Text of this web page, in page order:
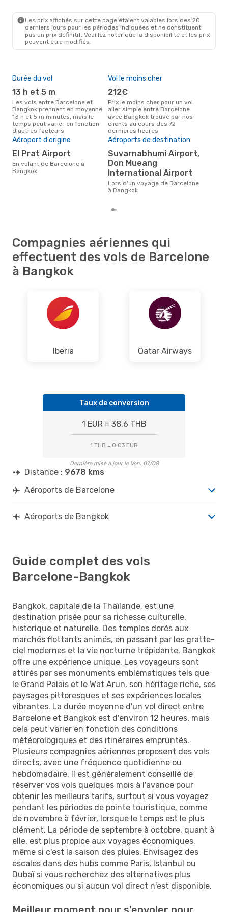
Les prix affichés sur cette page étaient valables lors des 20
derniers jours pour les périodes indiquées et ne constituent
pas un prix définitif. Veuillez noter que la disponibilité et les prix
peuvent être modifiés.
Durée du vol
13 h et 5 m
Les vols entre Barcelone et
Bangkok prennent en moyenne
13 h et 5 m minutes, mais le
temps peut varier en fonction
d'autres facteurs
Vol le moins cher
212€
Prix le moins cher pour un vol
aller simple entre Barcelone
avec Bangkok trouvé par nos
clients au cours des 72
dernières heures
Aéroport d'origine
El Prat Airport
En volant de Barcelone à
Bangkok
Aéroports de destination
Suvarnabhumi Airport,
Don Mueang
International Airport
Lors d'un voyage de Barcelone
à Bangkok
Compagnies aériennes qui
effectuent des vols de Barcelone
à Bangkok
Iberia Qatar Airways
Taux de conversion
1 EUR = 38.6 THB
1 THB = 0.03 EUR
Dernière mise à jour le Ven. 07/08
Distance : 9678 kms
Aéroports de Barcelone
Aéroports de Bangkok
Guide complet des vols
Barcelone-Bangkok
Bangkok, capitale de la Thaïlande, est une
destination prisée pour sa richesse culturelle,
historique et naturelle. Des temples dorés aux
marchés flottants animés, en passant par les gratte-
ciel modernes et la vie nocturne trépidante, Bangkok
offre une expérience unique. Les voyageurs sont
attirés par ses monuments emblématiques tels que
le Grand Palais et le Wat Arun, son héritage riche, ses
paysages pittoresques et ses expériences locales
vibrantes. La durée moyenne d'un vol direct entre
Barcelone et Bangkok est d'environ 12 heures, mais
cela peut varier en fonction des conditions
météorologiques et des itinéraires empruntés.
Plusieurs compagnies aériennes proposent des vols
directs, avec une fréquence quotidienne ou
hebdomadaire. Il est généralement conseillé de
réserver vos vols quelques mois à l'avance pour
obtenir les meilleurs tarifs, surtout si vous voyagez
pendant les périodes de pointe touristique, comme
de novembre à février, lorsque le temps est le plus
clément. La période de septembre à octobre, quant à
elle, est plus propice aux voyages économiques,
même si c'est la saison des pluies. Envisagez des
escales dans des hubs comme Paris, Istanbul ou
Dubaï si vous recherchez des alternatives plus
économiques ou si aucun vol direct n'est disponible.